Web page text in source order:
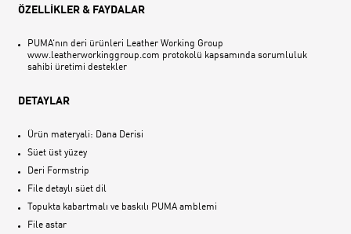
ÖZELLİKLER & FAYDALAR
PUMA‘nın deri ürünleri Leather Working Group
www.leatherworkinggroup.com protokolü kapsamında sorumluluk
sahibi üretimi destekler
DETAYLAR
Ürün materyali: Dana Derisi
Süet üst yüzey
Deri Formstrip
File detaylı süet dil
Topukta kabartmalı ve baskılı PUMA amblemi
File astar